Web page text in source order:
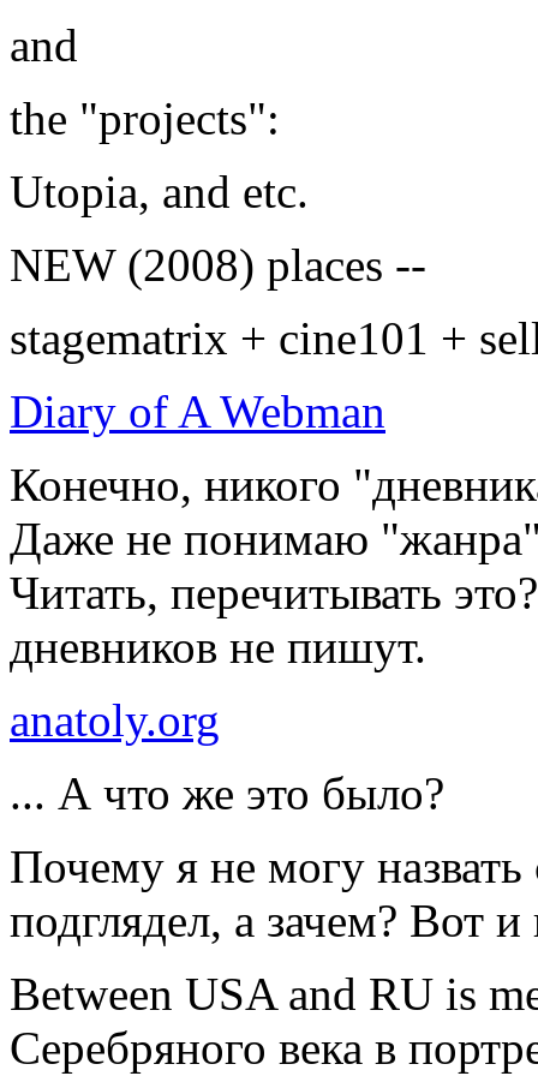
and
the "projects":
Utopia, and etc.
NEW (2008) places --
stagematrix + cine101 +
Diary of A Webman
Конечно, никого
Даже не понимаю
Читать, перечитывать
дневников не пишут.
anatoly.org
... А что же это было?
Почему я не могу
подглядел, а зачем? Вот
Between USA and RU is
Серебряного века в